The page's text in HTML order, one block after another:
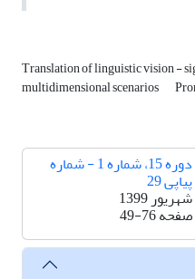
Translation of linguistic vision -
multidimensional scenarios
دوره 15، شماره 1 - شماره
پیاپی 29
شهریور 1399
صفحه49-76